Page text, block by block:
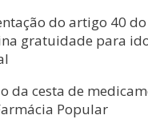
do artigo 40
gratuidade para
da cesta de
Popular